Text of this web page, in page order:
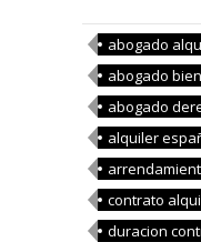
abogado
abogado
abogado
alquiler
contrato
duracion